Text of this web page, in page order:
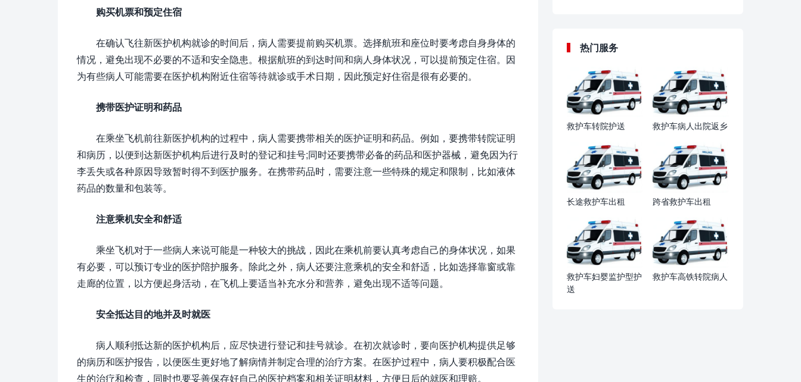
购买机票和预定住宿
在确认飞往新医护机构就诊的时间后，病人需要提前购买机票。选择航班和座位时要考虑自身身体的
情况，避免出现不必要的不适和安全隐患。根据航班的到达时间和病人身体状况，可以提前预定住宿。因
为有些病人可能需要在医护机构附近住宿等待就诊或手术日期，因此预定好住宿是很有必要的。
携带医护证明和药品
在乘坐飞机前往新医护机构的过程中，病人需要携带相关的医护证明和药品。例如，要携带转院证明
和病历，以便到达新医护机构后进行及时的登记和挂号;同时还要携带必备的药品和医护器械，避免因为行
李丢失或各种原因导致暂时得不到医护服务。在携带药品时，需要注意一些特殊的规定和限制，比如液体
药品的数量和包装等。
注意乘机安全和舒适
乘坐飞机对于一些病人来说可能是一种较大的挑战，因此在乘机前要认真考虑自己的身体状况，如果
有必要，可以预订专业的医护陪护服务。除此之外，病人还要注意乘机的安全和舒适，比如选择靠窗或靠
走廊的位置，以方便起身活动，在飞机上要适当补充水分和营养，避免出现不适等问题。
安全抵达目的地并及时就医
病人顺利抵达新的医护机构后，应尽快进行登记和挂号就诊。在初次就诊时，要向医护机构提供足够
的病历和医护报告，以便医生更好地了解病情并制定合理的治疗方案。在医护过程中，病人要积极配合医
生的治疗和检查，同时也要妥善保存好自己的医护档案和相关证明材料，方便日后的就医和理赔。
热门服务
救护车转院护送 救护车病人出院返乡
长途救护车出租 跨省救护车出租
救护车妇婴监护型护
送
救护车高铁转院病人